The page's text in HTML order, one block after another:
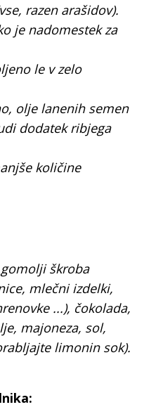
razen arašidov).
je nadomestek za
le v zelo
olje lanenih semen
dodatek ribjega
količine
škroba
mlečni izdelki,
...), čokolada,
majoneza, sol,
limonin sok).